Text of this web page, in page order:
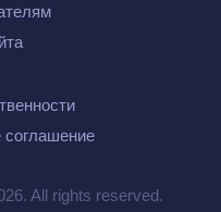
соглашение
All rights reserved.